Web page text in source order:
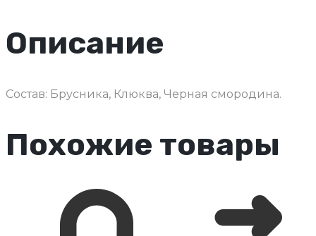
Описание
Состав: Брусника, Клюква, Черная смородина.
Похожие товары